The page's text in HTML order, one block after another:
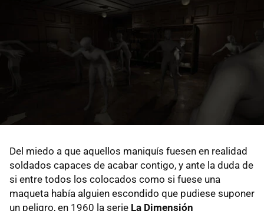
Del miedo a que aquellos maniquís fuesen en realidad
soldados capaces de acabar contigo, y ante la duda de
si entre todos los colocados como si fuese una
maqueta había alguien escondido que pudiese suponer
un peligro, en 1960 la serie La Dimensión